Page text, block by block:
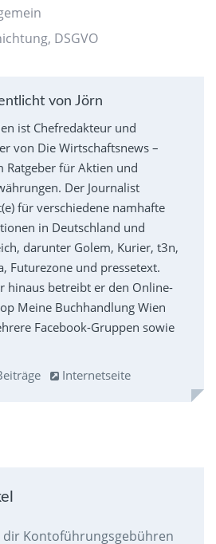
, DSGVO
von Jörn
ist Chefredakteur und
von Die Wirtschaftsnews –
Ratgeber für Aktien und
Der Journalist
für verschiedene namhafte
in Deutschland und
darunter Golem, Kurier, t3n,
Futurezone und pressetext.
hinaus betreibt er den Online-
Meine Buchhandlung Wien
Facebook-Gruppen sowie
Internetseite
dir Kontoführungsgebühren